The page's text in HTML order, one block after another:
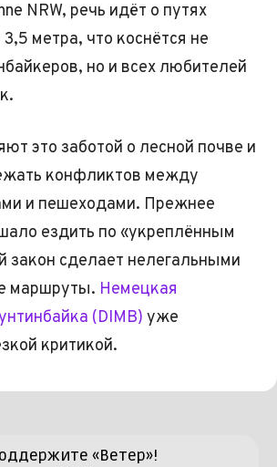
NRW, речь идёт о путях
метра, что коснётся не
но и всех любителей
это заботой о лесной почве и
конфликтов между
и пешеходами. Прежнее
ездить по «укреплённым
закон сделает нелегальными
маршруты. Немецкая
(DIMB) уже
критикой.
«Ветер»!